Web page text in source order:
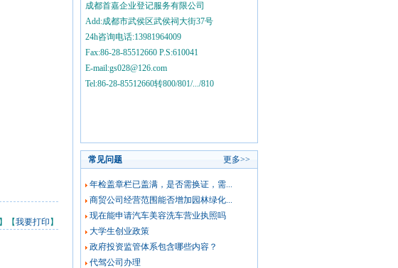
】【我要打印】
成都首嘉企业登记服务有限公司
Add:成都市武侯区武侯祠大街37号
24h咨询电话:13981964009
Fax:86-28-85512660 P.S:610041
E-mail:gs028@126.com
Tel:86-28-85512660转800/801/.../810
更多>>
常见问题
年检盖章栏已盖满，是否需换证，需...
商贸公司经营范围能否增加园林绿化...
现在能申请汽车美容洗车营业执照吗
大学生创业政策
政府投资监管体系包含哪些内容？
代驾公司办理